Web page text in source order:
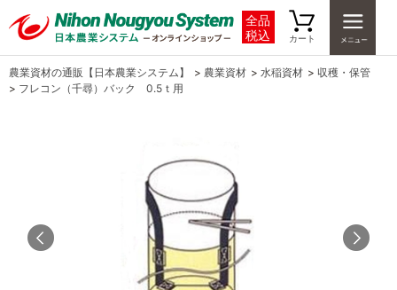
全品
税込
カート
農業資材の通販【日本農業システム】 > 農業資材 > 水稲資材 > 収穫・保管
> フレコン（千尋）バック 0.5ｔ用